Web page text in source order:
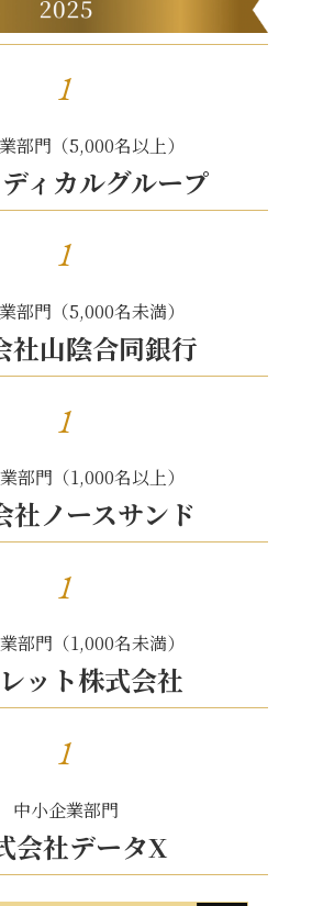
1
部門（5,000名以上）
ィカルグループ
1
部門（5,000名未満）
社山陰合同銀行
1
部門（1,000名以上）
社ノースサンド
1
部門（1,000名未満）
ット株式会社
1
中小企業部門
会社データX